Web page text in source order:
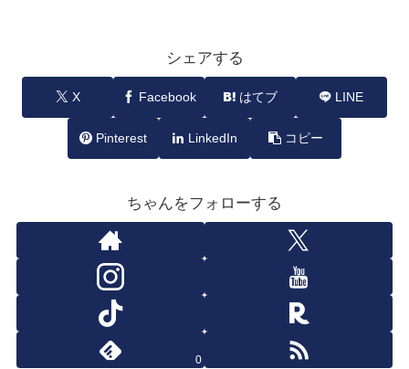
シェアする
X Facebook はてブ LINE
Pinterest LinkedIn コピー
ちゃんをフォローする
0